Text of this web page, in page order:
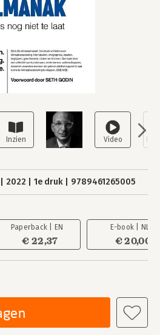
2022 1e druk 9789461265005
Paperback | EN
€ 22,37
E-book | NL
€ 20,00